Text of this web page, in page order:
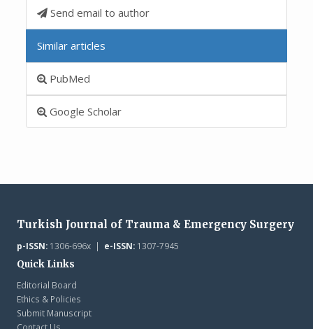
Send email to author
Similar articles
PubMed
Google Scholar
Turkish Journal of Trauma & Emergency Surgery
p-ISSN:1306-696x | e-ISSN:1307-7945
Quick Links
Editorial Board
Ethics & Policies
Submit Manuscript
Contact Us